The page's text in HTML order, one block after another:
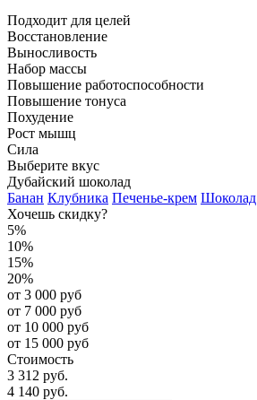
Подходит для целей
Восстановление
Выносливость
Набор массы
Повышение работоспособности
Повышение тонуса
Похудение
Рост мышц
Сила
Выберите вкус
Дубайский шоколад
Банан Клубника Печенье-крем Шоколад
Хочешь скидку?
5%
10%
15%
20%
от 3 000 руб
от 7 000 руб
от 10 000 руб
от 15 000 руб
Стоимость
3 312 руб.
4 140 руб.